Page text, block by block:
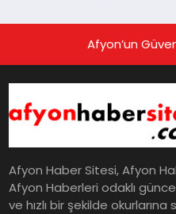
Afyon’un
Afyon Haber Sitesi, Afyon
Afyon Haberleri odaklı
ve hızlı bir şekilde